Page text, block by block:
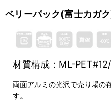
ベリーパック(富士カガ
材質構成：ML-
両面アルミの光沢で売り場の
す。